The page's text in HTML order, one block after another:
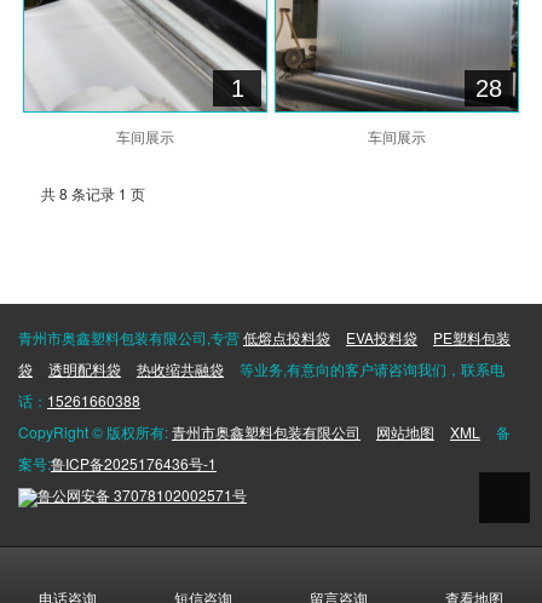
1
车间展示
28
车间展示
共 8 条记录 1 页
青州市奥鑫塑料包装有限公司,专营低熔点投料袋 EVA投料袋
PE塑料包装
袋
透明配料袋 热收缩共融袋
等业务,有意向的客户请咨询我们，联系电
话： 15261660388
CopyRight © 版权所有:青州市奥鑫塑料包装有限公司 网站地图 XML
备
案号:鲁ICP备2025176436号-1
鲁公网安备37078102002571号
电话咨询 短信咨询 留言咨询 查看地图